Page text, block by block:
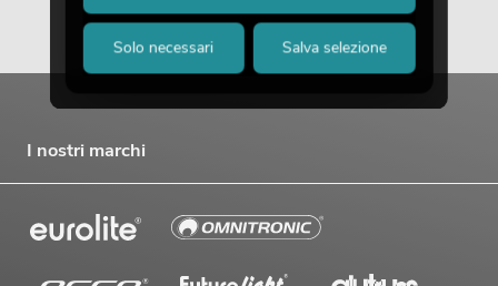
I nostri marchi
Solo necessari Salva selezione